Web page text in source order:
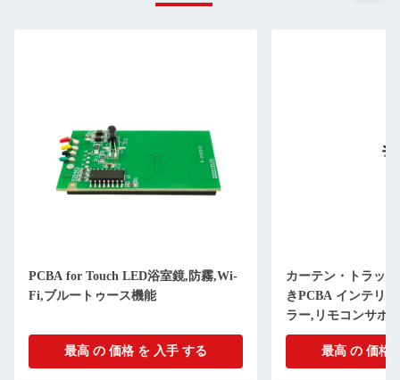
PCBA for Touch LED浴室鏡,防霧,Wi-
Fi,ブルートゥース機能
最高 の 価格 を 入手 する
カーテン・トラッ
きPCBA インテリ
ラー,リモコンサポ
最高 の 価格